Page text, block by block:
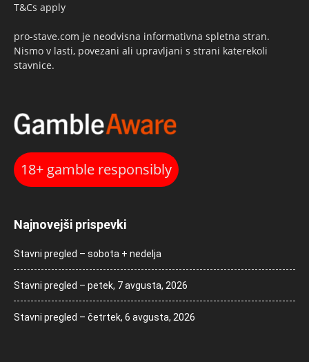
T&Cs apply
pro-stave.com je neodvisna informativna spletna stran.
Nismo v lasti, povezani ali upravljani s strani katerekoli
stavnice.
18+ gamble responsibly
Najnovejši prispevki
Stavni pregled – sobota + nedelja
Stavni pregled – petek, 7 avgusta, 2026
Stavni pregled – četrtek, 6 avgusta, 2026